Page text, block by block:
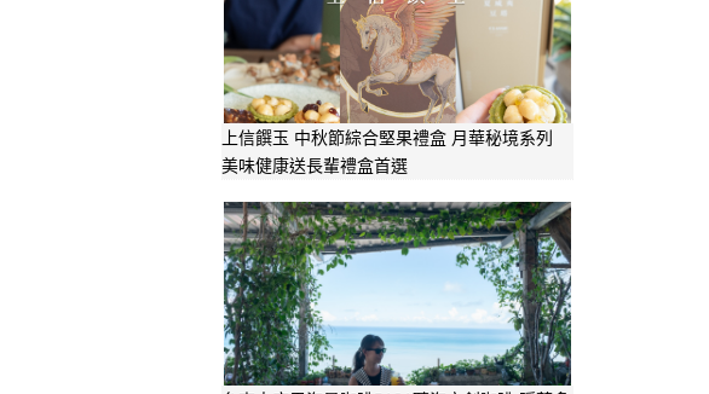
上信饌玉 中秋節綜合堅果禮盒 月華秘境系列
美味健康送長輩禮盒首選